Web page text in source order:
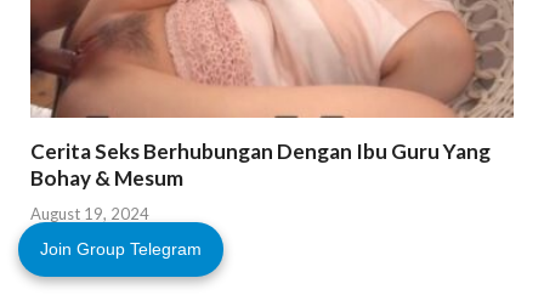
Cerita Seks Berhubungan Dengan Ibu Guru Yang
Bohay & Mesum
August 19, 2024
Join Group Telegram